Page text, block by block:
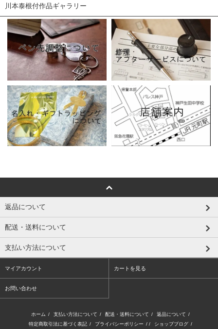
川本泰根付作品ギャラリー
返品について
配送・送料について
支払い方法について
マイアカウント カートを見る
お問い合わせ
ホーム / 支払い方法について / 配送・送料について / 返品について /
特定商取引法に基づく表記 / プライバシーポリシー / / ショップブログ /